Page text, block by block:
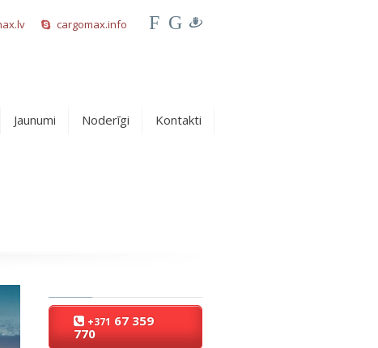
cargomax.info F G
Jaunumi Noderīgi Kontakti
+371 67 359
770